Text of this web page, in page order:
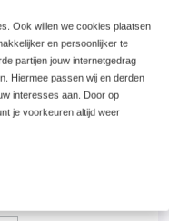
Ook willen we cookies plaatsen
en persoonlijker te
partijen jouw internetgedrag
Hiermee passen wij en derden
interesses aan. Door op
je voorkeuren altijd weer
8 dagen